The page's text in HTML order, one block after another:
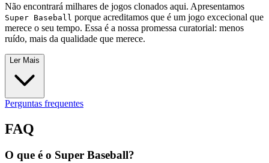
Não encontrará milhares de jogos clonados aqui. Apresentamos
Super Baseball porque acreditamos que é um jogo excecional que
merece o seu tempo. Essa é a nossa promessa curatorial: menos
ruído, mais da qualidade que merece.
Ler Mais
Perguntas frequentes
FAQ
O que é o Super Baseball?